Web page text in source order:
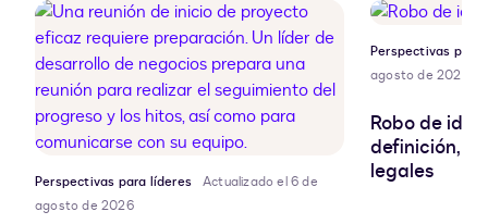
Perspectivas para líderes
Actualizado el 6 de
agosto de 2026
Perspectivas para
agosto de 2026
Robo de
definición,
legales